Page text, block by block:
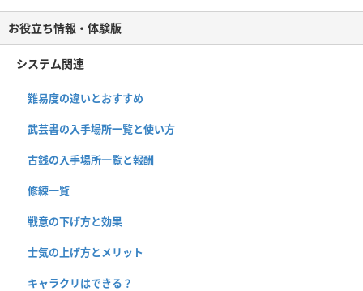
お役立ち情報・体験版
システム関連
難易度の違いとおすすめ
武芸書の入手場所一覧と使い方
古銭の入手場所一覧と報酬
修練一覧
戦意の下げ方と効果
士気の上げ方とメリット
キャラクリはできる？